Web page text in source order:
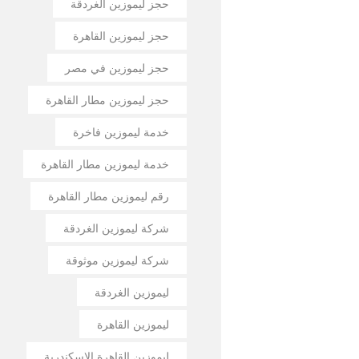
حجز ليموزين الغردقة
حجز ليموزين القاهرة
حجز ليموزين في مصر
حجز ليموزين مطار القاهرة
خدمة ليموزين فاخرة
خدمة ليموزين مطار القاهرة
رقم ليموزين مطار القاهرة
شركة ليموزين الغردقة
شركة ليموزين موثوقة
ليموزين الغردقة
ليموزين القاهرة
ليموزين القاهرة الإسكندرية